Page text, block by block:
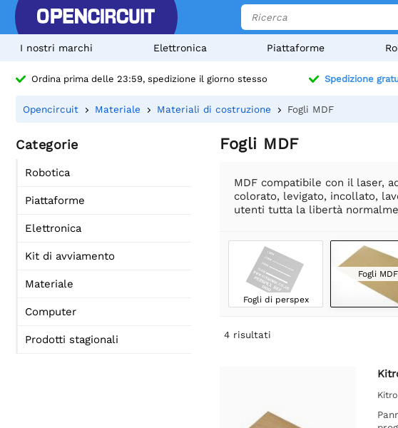
I nostri marchi Elettronica Piattaforme
Ordina prima delle 23:59, spedizione il giorno stesso Spedizione
Opencircuit Materiale Materiali di costruzione Fogli MDF
Categorie
Robotica
Piattaforme
Elettronica
Kit di avviamento
Materiale
Computer
Prodotti stagionali
Fogli MDF
MDF compatibile con il laser,
colorato, levigato, incollato,
utenti tutta la libertà
Fogli di perspex
Fogli MDF
4 risultati